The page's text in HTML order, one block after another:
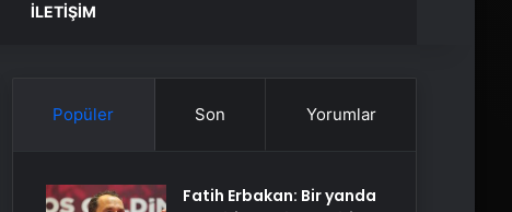
İLETIŞIM
Popüler Son Yorumlar
Fatih Erbakan: Bir yanda